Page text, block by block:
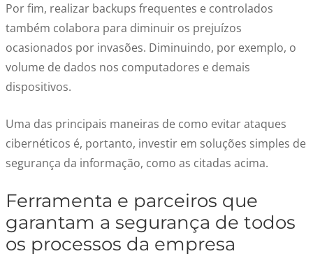
Por fim, realizar backups frequentes e controlados
também colabora para diminuir os prejuízos
ocasionados por invasões. Diminuindo, por exemplo, o
volume de dados nos computadores e demais
dispositivos.
Uma das principais maneiras de como evitar ataques
cibernéticos é, portanto, investir em soluções simples de
segurança da informação, como as citadas acima.
Ferramenta e parceiros que
garantam a segurança de todos
os processos da empresa